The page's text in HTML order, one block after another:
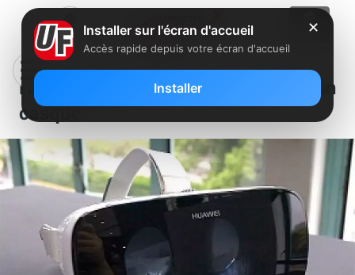
Huawei jette un oeil à la VR avec un
casque
✕
Installer sur l'écran d'accueil
Accès rapide depuis votre écran d'accueil
Installer